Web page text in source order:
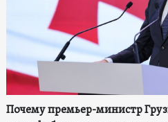
Почему премьер-министр